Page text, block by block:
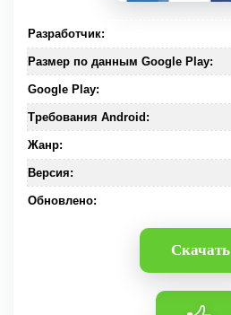
Разработчик:
Размер по данным Google Play:
Google Play:
Требования Android:
Жанр:
Версия:
Обновлено:
Скачать